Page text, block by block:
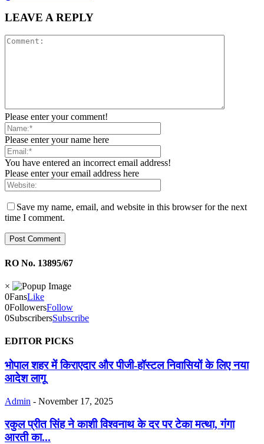
LEAVE A REPLY
Please enter your comment!
Please enter your name here
You have entered an incorrect email address!
Please enter your email address here
Save my name, email, and website in this browser for the next
time I comment.
RO No. 13895/67
×
0FansLike
0FollowersFollow
0SubscribersSubscribe
EDITOR PICKS
भोपाल शहर में किराएदार और पीजी-हॉस्टल निवासियों के लिए नया
आदेश लागू
Admin - November 17, 2025
रकुल प्रीत सिंह ने काशी विश्वनाथ के दर पर टेका मत्था, गंगा
आरती का...